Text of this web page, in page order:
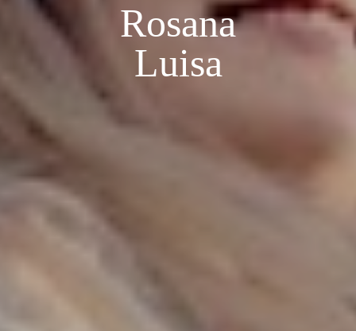
Rosana
Luisa